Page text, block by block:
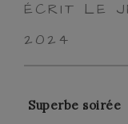
ÉCRIT LE
2024
Superbe soirée